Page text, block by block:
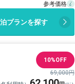
プランを探す
10%OFF
69,000円